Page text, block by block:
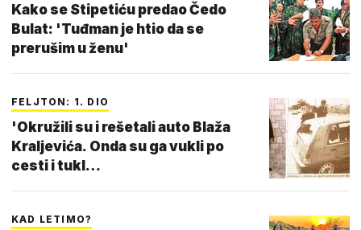
Kako se Stipetiću predao Čedo
Bulat: 'Tuđman je htio da se
prerušim u ženu'
FELJTON: 1. DIO
'Okružili su i rešetali auto Blaža
Kraljevića. Onda su ga vukli po
cesti i tukl…
KAD LETIMO?